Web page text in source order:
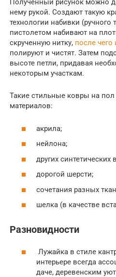
Полученный рисунок можно
нему рукой. Создают такую
технологии набивки
пистолетом набивают на
скрученную нитку, после чего
полируют и чистят. Затем
высоте петли, придавая
некоторым участкам.
Такие стильные ковры на
материалов:
акрила;
нейлона;
других синтетических
дорогой шерсти;
сочетания разных
шелка (в качестве
Разновидности
Лужайка в стиле
интерьере всегда
даче, деревенским